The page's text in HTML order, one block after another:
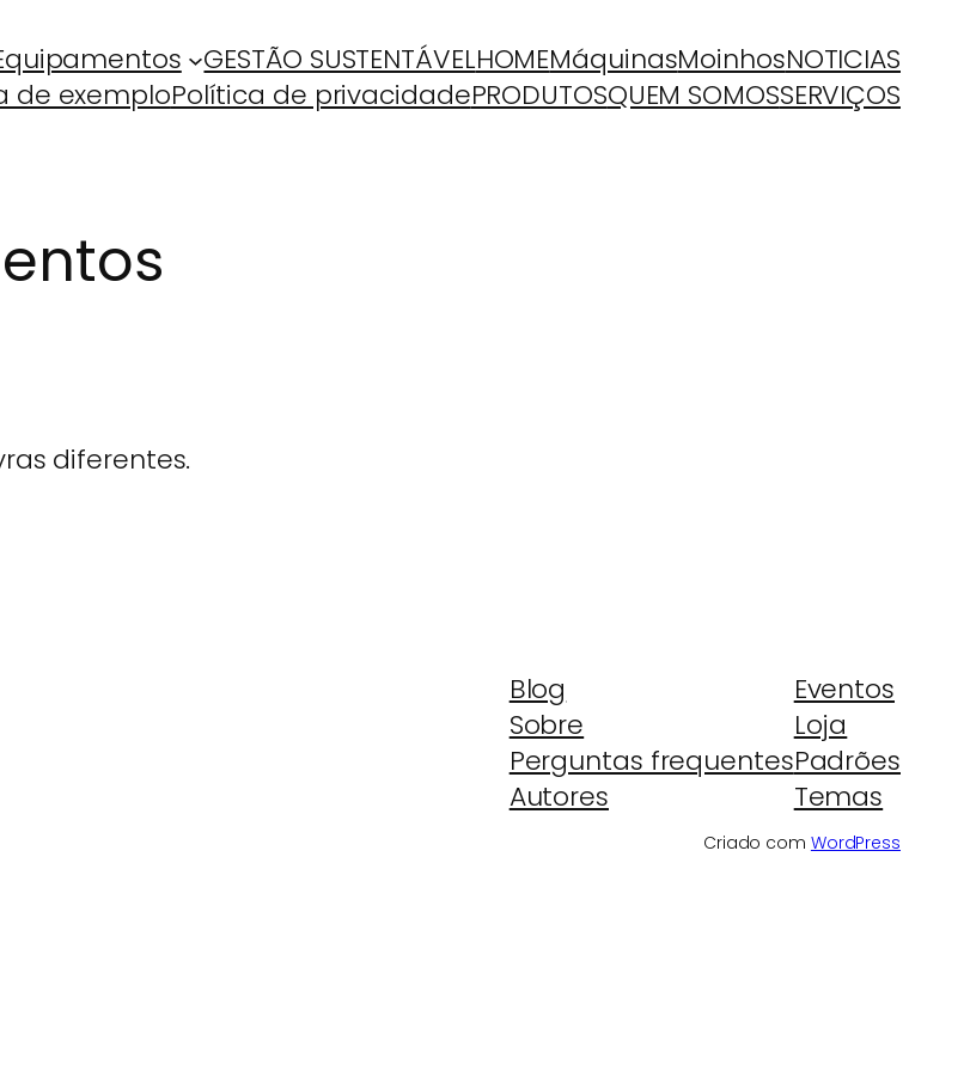
GESTÃO SUSTENTÁVELHOMEMáquinasMoinhosNOTICIAS
de exemploPolítica de privacidadePRODUTOSQUEM SOMOSSERVIÇOS
diferentes.
Blog
Sobre
Perguntas frequentes
Autores
Eventos
Loja
Padrões
Temas
Criado com WordPress